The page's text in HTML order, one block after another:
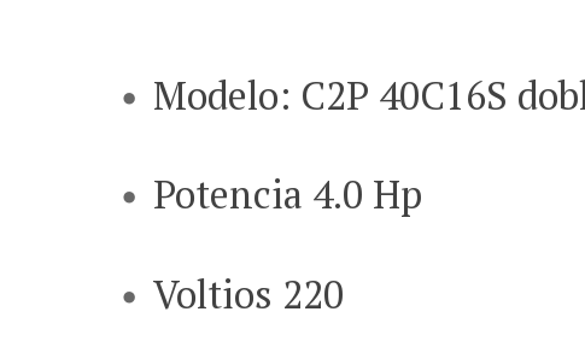
Modelo: C2P 40C16S
Potencia 4.0 Hp
Voltios 220